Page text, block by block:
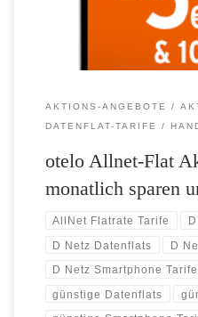
AKTIONS-ANGEBOTE
DATENFLAT-TARIFE
otelo Allnet-Flat
monatlich sparen
AllNet Flatrate Tarife
D Netz Datenflats D
D Netz Smartphone Tarife
günstige Datenflats